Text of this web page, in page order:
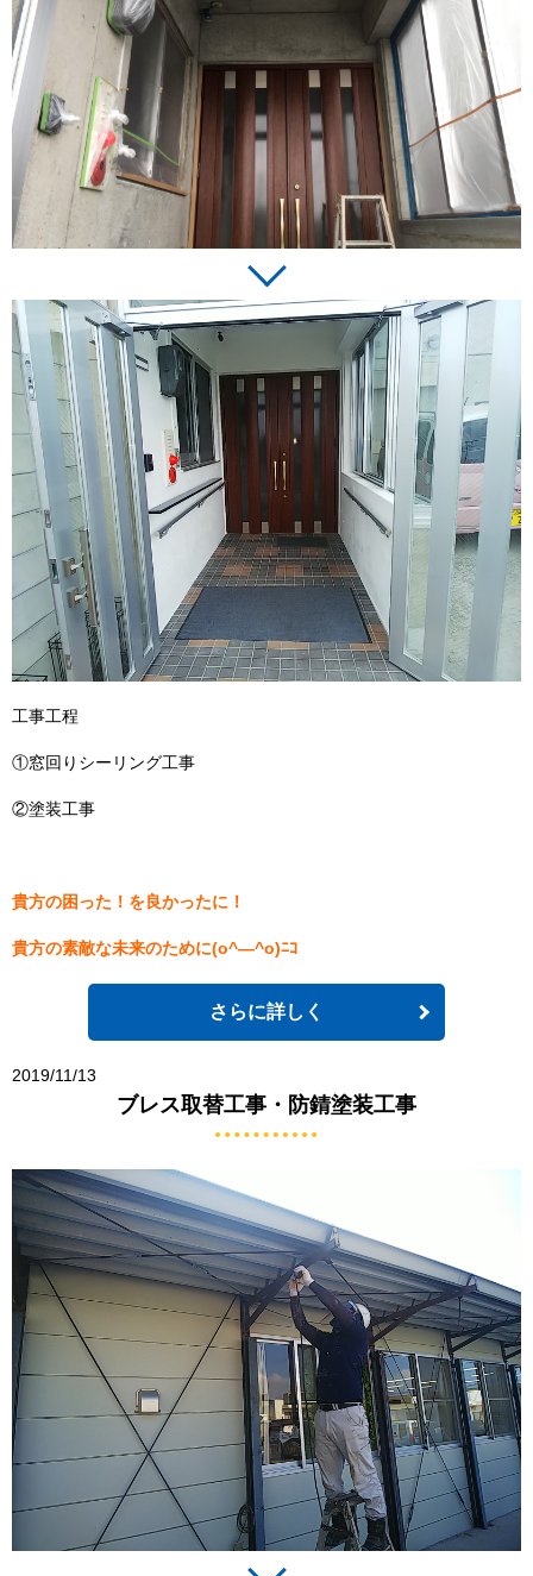
工事工程
①窓回りシーリング工事
②塗装工事
貴方の困った！を良かったに！
貴方の素敵な未来のために(o^―^o)ﾆｺ
さらに詳しく
2019/11/13
ブレス取替工事・防錆塗装工事